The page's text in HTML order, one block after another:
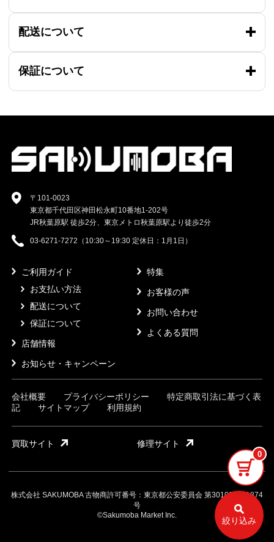
0
絞り込み
配送について
保証について
〒101-0023
東京都千代田区神田松永町10番地1-202号
JR秋葉原駅 徒歩2分、東京メトロ秋葉原駅より徒歩2分
03-6271-7272（10:30～19:30 定休日：1月1日）
ご利用ガイド
お支払い方法
配送について
保証について
店舗情報
お知らせ・キャンペーン
特集
お客様の声
お問い合わせ
よくある質問
会社概要 プライバシーポリシー
特定商取引法に基づく表
記
サイトマップ 利用規約
買取サイト 修理サイト
株式会社 SAKUMOBA 古物商許可番号：東京都公安委員会 第301032121874
号
©Sakumoba Market Inc.